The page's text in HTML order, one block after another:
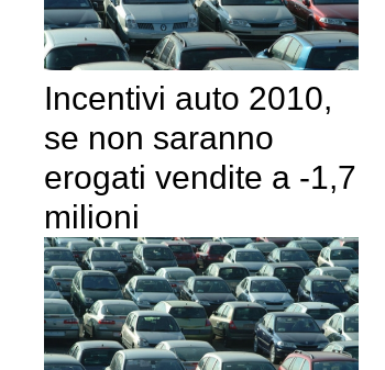
Incentivi auto 2010,
se non saranno
erogati vendite a -1,7
milioni